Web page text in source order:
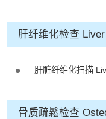
肝纤维化检查
肝脏纤维化扫描
骨质疏鬆检查